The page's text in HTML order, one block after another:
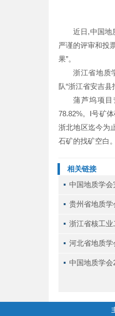
近日,中国地
严谨的评审和投
果”。
浙江省地质
队“浙江省安吉
蒲芦坞项目
78.82%。Ⅰ号矿
浙北地区迄今为
石矿的找矿空白。
相关链接
▪ 中国地质学会
▪ 贵州省地质学
▪ 浙江省核工业
▪ 河北省地质
▪ 中国地质学